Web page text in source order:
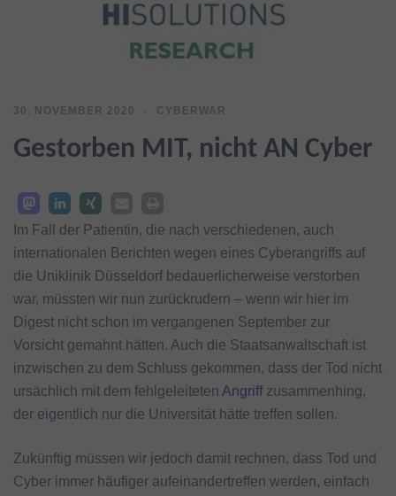
30. NOVEMBER 2020 CYBERWAR
Gestorben MIT, nicht AN Cyber
Im Fall der Patientin, die nach verschiedenen, auch
internationalen Berichten wegen eines Cyberangriffs auf
die Uniklinik Düsseldorf bedauerlicherweise verstorben
war, müssten wir nun zurückrudern – wenn wir hier im
Digest nicht schon im vergangenen September zur
Vorsicht gemahnt hätten. Auch die Staatsanwaltschaft ist
inzwischen zu dem Schluss gekommen, dass der Tod nicht
ursächlich mit dem fehlgeleiteten Angriffzusammenhing,
der eigentlich nur die Universität hätte treffen sollen.
Zukünftig müssen wir jedoch damit rechnen, dass Tod und
Cyber immer häufiger aufeinandertreffen werden, einfach